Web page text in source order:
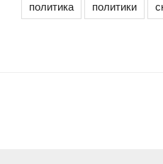
политика политики